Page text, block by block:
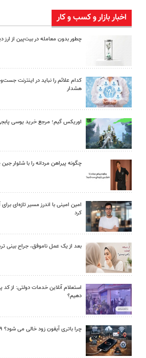
اخبار بازار و کسب و کار
چطور بدون معامله در بیت‌پین از ارز
کدام علائم را نباید در اینترنت
هشدار
اوریکس گیم؛ مرجع خرید یوسی
چگونه پیراهن مردانه را با شلوار
امین امینی با اندرز مسیر تازه‌ای
کرد
بعد از یک عمل ناموفق، جراح بینی
استعلام آنلاین خدمات دولتی: از کد
دهیم؟
چرا باتری آیفون زود خالی می شود؟ ۹ راهکار واقعی